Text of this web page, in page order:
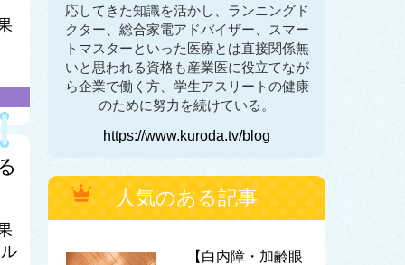
応してきた知識を活かし、ランニングド
クター、総合家電アドバイザー、スマー
トマスターといった医療とは直接関係無
いと思われる資格も産業医に役立てなが
ら企業で働く方、学生アスリートの健康
のために努力を続けている。
https://www.kuroda.tv/blog
人気のある記事
【白内障・加齢眼